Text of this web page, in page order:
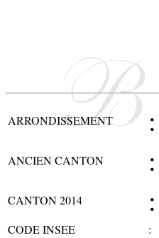
ARRONDISSEMENT :
ANCIEN CANTON :
CANTON 2014 :
CODE INSEE :